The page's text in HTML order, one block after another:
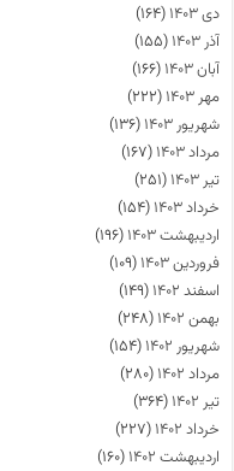
دی ۱۴۰۳
(۱۶۴)
آذر ۱۴۰۳
(۱۵۵)
آبان ۱۴۰۳
(۱۶۶)
مهر ۱۴۰۳
(۲۲۲)
شهریور ۱۴۰۳
(۱۳۶)
مرداد ۱۴۰۳
(۱۶۷)
تیر ۱۴۰۳
(۲۵۱)
خرداد ۱۴۰۳
(۱۵۴)
اردیبهشت ۱۴۰۳
(۱۹۶)
فروردین ۱۴۰۳
(۱۰۹)
اسفند ۱۴۰۲
(۱۴۹)
بهمن ۱۴۰۲
(۲۴۸)
شهریور ۱۴۰۲
(۱۵۴)
مرداد ۱۴۰۲
(۲۸۰)
تیر ۱۴۰۲
(۳۶۴)
خرداد ۱۴۰۲
(۲۲۷)
اردیبهشت ۱۴۰۲
(۱۶۰)